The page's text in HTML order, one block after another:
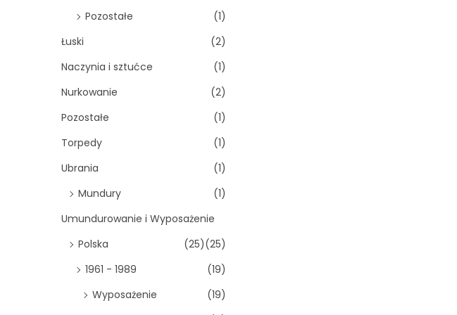
Pozostałe
(1)
Łuski
(2)
Naczynia i sztućce
(1)
Nurkowanie
(2)
Pozostałe
(1)
Torpedy
(1)
Ubrania
(1)
Mundury
(1)
Umundurowanie i Wyposażenie
(25)
Polska
(25)
1961 - 1989
(19)
Wyposażenie
(19)